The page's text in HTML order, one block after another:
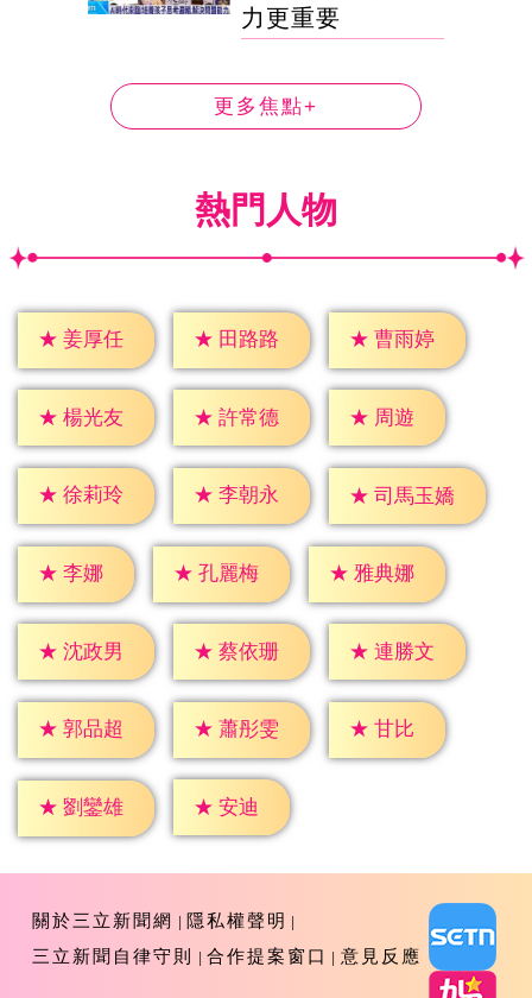
力更重要
更多焦點+
熱門人物
★ 姜厚任 ★ 田路路 ★ 曹雨婷
★ 楊光友 ★ 許常德 ★ 周遊
★ 徐莉玲 ★ 李朝永 ★ 司馬玉嬌
★ 李娜 ★ 孔麗梅 ★ 雅典娜
★ 沈政男 ★ 蔡依珊 ★ 連勝文
★ 郭品超 ★ 蕭彤雯 ★ 甘比
★ 劉鑾雄 ★ 安迪
關於三立新聞網
隱私權聲明
三立新聞自律守則
合作提案窗口 意見反應